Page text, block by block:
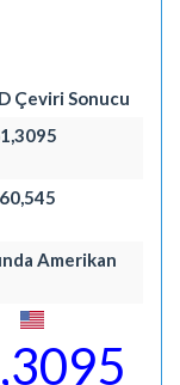
Çeviri Sonucu
Amerikan